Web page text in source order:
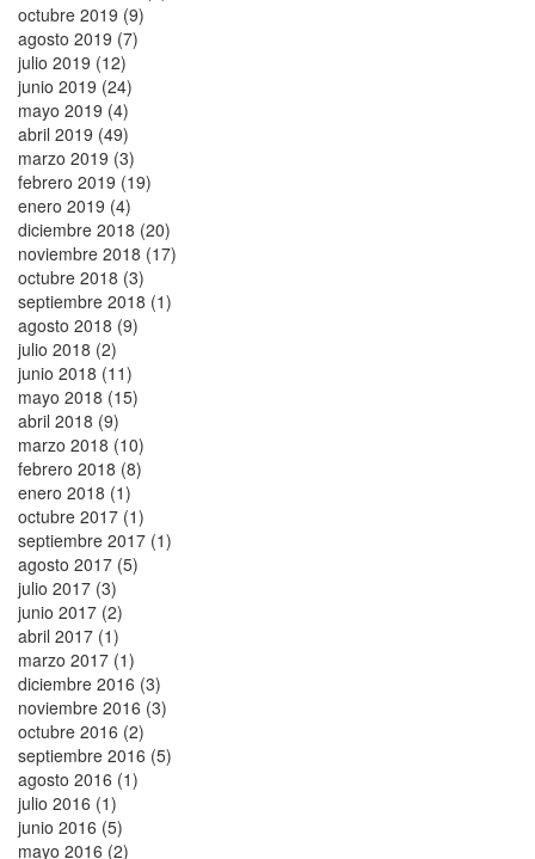
octubre 2019 (9)
agosto 2019 (7)
julio 2019 (12)
junio 2019 (24)
mayo 2019 (4)
abril 2019 (49)
marzo 2019 (3)
febrero 2019 (19)
enero 2019 (4)
diciembre 2018 (20)
noviembre 2018 (17)
octubre 2018 (3)
septiembre 2018 (1)
agosto 2018 (9)
julio 2018 (2)
junio 2018 (11)
mayo 2018 (15)
abril 2018 (9)
marzo 2018 (10)
febrero 2018 (8)
enero 2018 (1)
octubre 2017 (1)
septiembre 2017 (1)
agosto 2017 (5)
julio 2017 (3)
junio 2017 (2)
abril 2017 (1)
marzo 2017 (1)
diciembre 2016 (3)
noviembre 2016 (3)
octubre 2016 (2)
septiembre 2016 (5)
agosto 2016 (1)
julio 2016 (1)
junio 2016 (5)
mayo 2016 (2)